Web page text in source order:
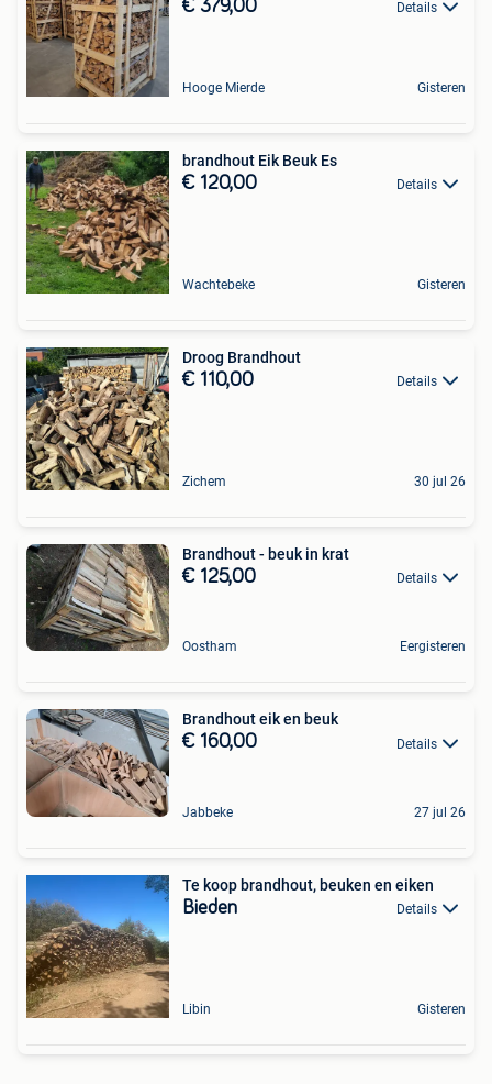
€ 379,00 Details
Hooge Mierde Gisteren
brandhout Eik Beuk Es
€ 120,00 Details
Wachtebeke Gisteren
Droog Brandhout
€ 110,00 Details
Zichem 30 jul 26
Brandhout - beuk in krat
€ 125,00 Details
Oostham Eergisteren
Brandhout eik en beuk
€ 160,00 Details
Jabbeke 27 jul 26
Te koop brandhout, beuken en eiken
Bieden Details
Libin Gisteren